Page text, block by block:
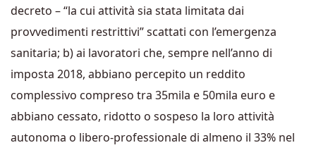
decreto – “la cui attività sia stata limitata dai
provvedimenti restrittivi” scattati con l’emergenza
sanitaria; b) ai lavoratori che, sempre nell’anno di
imposta 2018, abbiano percepito un reddito
complessivo compreso tra 35mila e 50mila euro e
abbiano cessato, ridotto o sospeso la loro attività
autonoma o libero-professionale di almeno il 33% nel